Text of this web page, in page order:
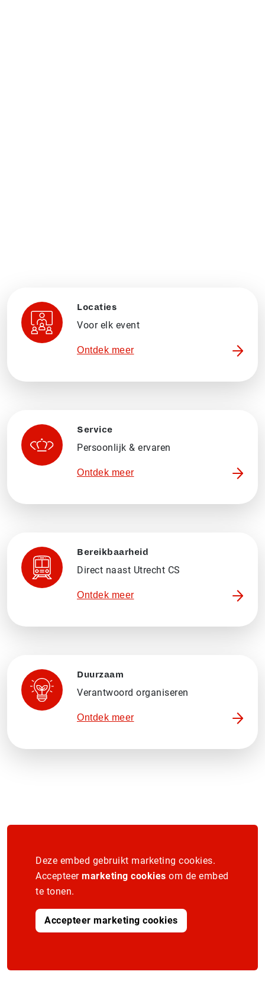
Locaties
Voor elk event
Ontdek meer
Service
Persoonlijk & ervaren
Ontdek meer
Bereikbaarheid
Direct naast Utrecht CS
Ontdek meer
Duurzaam
Verantwoord organiseren
Ontdek meer
Deze embed gebruikt marketing cookies.
Accepteer marketing cookies om de embed
te tonen.
Accepteer marketing cookies